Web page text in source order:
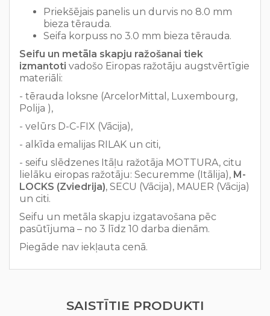
Priekšējais panelis un durvis no 8.0 mm
bieza tērauda.
Seifa korpuss no 3.0 mm bieza tērauda.
Seifu un metāla skapju ražošanai tiek
izmantoti vadošo Eiropas ražotāju augstvērtīgie
materiāli:
- tērauda loksne (ArcelorMittal, Luxembourg,
Polija ),
- velūrs D-C-FIX (Vācija),
- alkīda emalijas RILAK un citi,
- seifu slēdzenes Itāļu ražotāja MOTTURA, citu
lielāku eiropas ražotāju: Securemme (Itālija), M-
LOCKS (Zviedrija), SECU (Vācija), MAUER (Vācija)
un citi.
Seifu un metāla skapju izgatavošana pēc
pasūtījuma – no 3 līdz 10 darba dienām.
Piegāde nav iekļauta cenā.
SAISTĪTIE PRODUKTI